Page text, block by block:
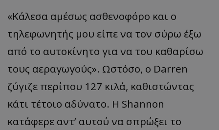
«Κάλεσα αμέσως ασθενοφόρο και ο
τηλεφωνητής μου είπε να τον σύρω έξω
από το αυτοκίνητο για να του καθαρίσω
τους αεραγωγούς». Ωστόσο, ο Darren
ζύγιζε περίπου 127 κιλά, καθιστώντας
κάτι τέτοιο αδύνατο. Η Shannon
κατάφερε αντ’ αυτού να σπρώξει το